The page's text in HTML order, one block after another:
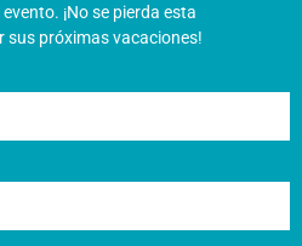
¡No se pierda esta
próximas vacaciones!